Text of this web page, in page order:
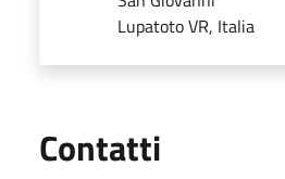
Lupatoto VR, Italia
Contatti